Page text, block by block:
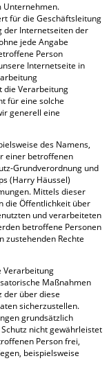
Unternehmen.
für die Geschäftsleitung
der Internetseiten der
jede Angabe
Person
Internetseite in
die Verarbeitung
für eine solche
generell eine
des Namens,
einer betroffenen
Grundverordnung und
(Harry Häussel)
Mittels dieser
die Öffentlichkeit über
und verarbeiteten
betroffene Personen
zustehenden Rechte
Verarbeitung
Maßnahmen
der über diese
sicherzustellen.
grundsätzlich
nicht gewährleistet
Person frei,
beispielsweise